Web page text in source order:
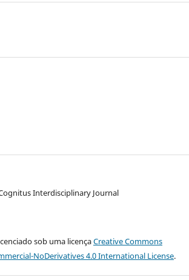
Interdisciplinary Journal
sob uma licençaCreative Commons
NoDerivatives 4.0 International License.